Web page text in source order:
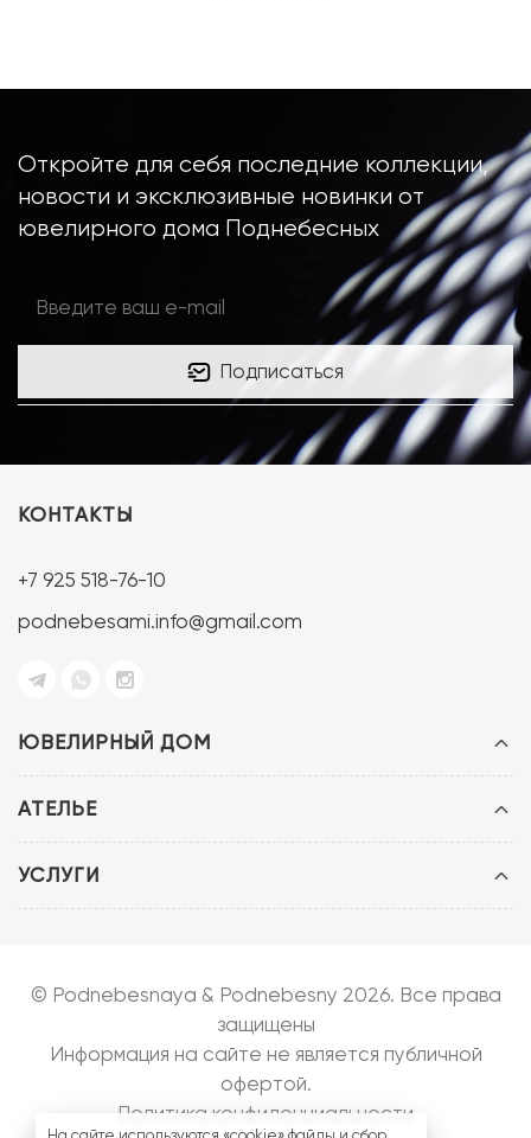
Откройте для себя последние коллекции,
новости и эксклюзивные новинки от
ювелирного дома Поднебесных
Подписаться
ЮВЕЛИРНЫЙ ДОМ
АТЕЛЬЕ
УСЛУГИ
КОНТАКТЫ
+7 925 518-76-10
podnebesami.info@gmail.com
© Podnebesnaya & Podnebesny 2026. Все права
защищены
Информация на сайте не является публичной
офертой.
Политика конфиденциальности